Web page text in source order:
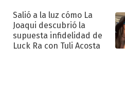
sentimental
Salió a la luz cómo La
Joaqui descubrió la
supuesta infidelidad de
Luck Ra con Tuli Acosta